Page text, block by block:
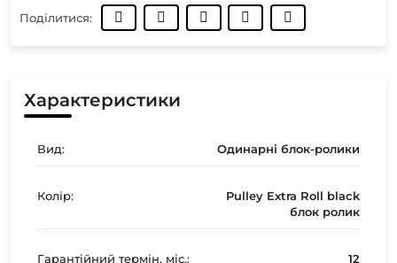
Поділитися:
Характеристики
Вид: Одинарні блок-ролики
Колір:
Pulley Extra Roll black
блок ролик
Гарантійний термін, міс.: 12